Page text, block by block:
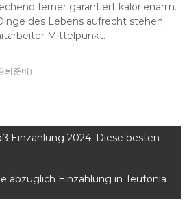
ferner garantiert kalorienarm.
des Lebens aufrecht stehen
Mittelpunkt.
준비)
Einzahlung 2024: Diese besten
abzüglich Einzahlung in Teutonia